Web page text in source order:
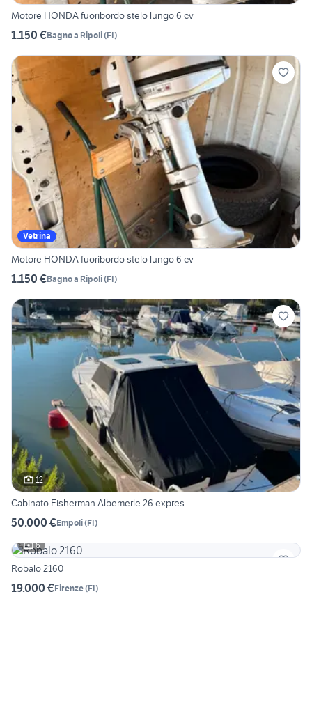
Motore HONDA fuoribordo stelo lungo 6 cv
1.150 €Bagno a Ripoli(FI)
Vetrina
Motore HONDA fuoribordo stelo lungo 6 cv
1.150 €Bagno a Ripoli(FI)
12
Cabinato Fisherman Albemerle 26 expres
50.000 €Empoli(FI)
6
Robalo 2160
19.000 €Firenze(FI)